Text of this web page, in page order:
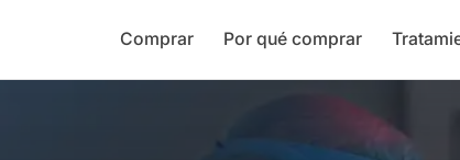
Comprar Por qué comprar